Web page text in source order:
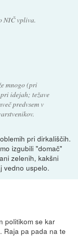
NIČ vpliva.
mnogo (pri
idejah; težave
predvsem v
pri dirkališčih.
izgubili "domač"
zelenih, kakšni
vedno uspelo.
politikom se kar
Raja pa pada na te